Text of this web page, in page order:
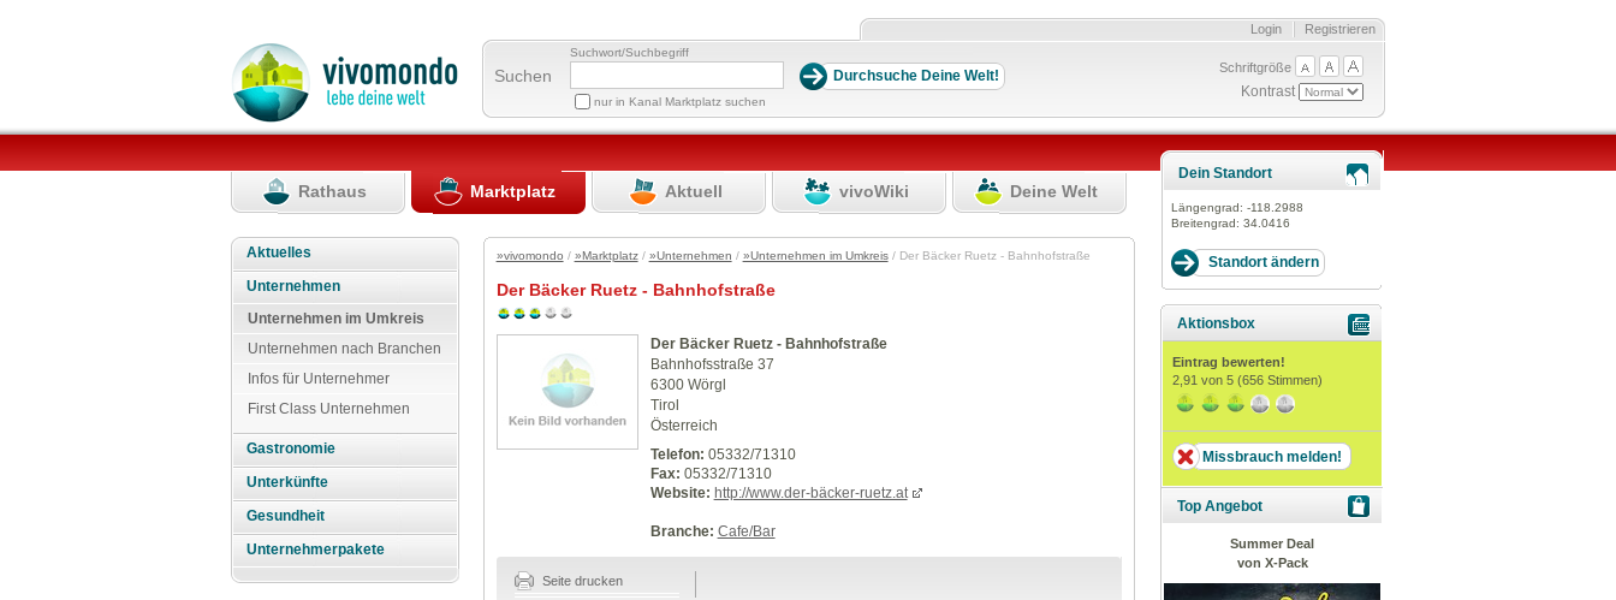
Registrieren
Login
Suchen
Suchwort/Suchbegriff
nur in Kanal Marktplatz suchen
Schriftgröße
Kontrast
Rathaus Marktplatz Aktuell vivoWiki Deine Welt
Aktuelles
Unternehmen
Unternehmen im Umkreis
Unternehmen nach Branchen
Infos für Unternehmer
First Class Unternehmen
Gastronomie
Unterkünfte
Gesundheit
Unternehmerpakete
»vivomondo / »Marktplatz/ »Unternehmen / »Unternehmen im Umkreis/ Der Bäcker Ruetz - Bahnhofstraße
Der Bäcker Ruetz - Bahnhofstraße
Der Bäcker Ruetz - Bahnhofstraße
Bahnhofsstraße 37
6300 Wörgl
Tirol
Österreich
Telefon: 05332/71310
Fax: 05332/71310
Website: http://www.der-bäcker-ruetz.at
Branche: Cafe/Bar
Seite drucken
Dein Standort
Längengrad: -118.2988
Breitengrad: 34.0416
Aktionsbox
Eintrag bewerten!
2,91 von 5 (656 Stimmen)
Missbrauch melden!
Top Angebot
Summer Deal
von X-Pack